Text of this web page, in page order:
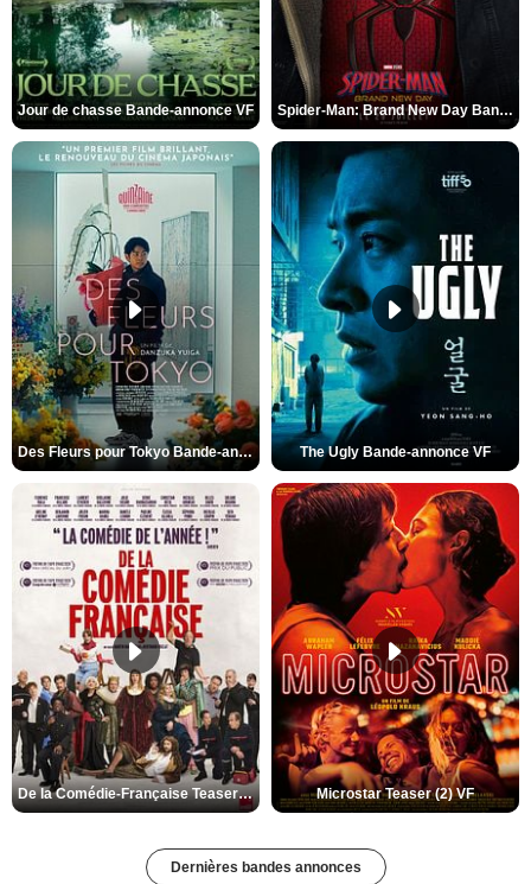
Jour de chasse Bande-annonce VF Spider-Man: Brand New Day Bande-annonce (3) VO STFR
Des Fleurs pour Tokyo Bande-annonce VO STFR The Ugly Bande-annonce VF
De la Comédie-Française Teaser (3) VF Microstar Teaser (2) VF
Dernières bandes annonces